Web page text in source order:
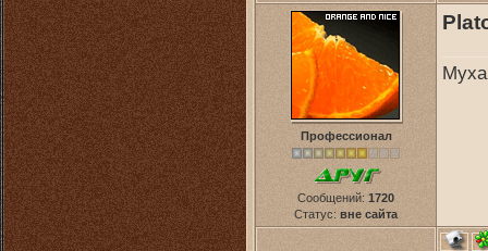
Профессионал
Сообщений: 1720
Статус: вне сайта